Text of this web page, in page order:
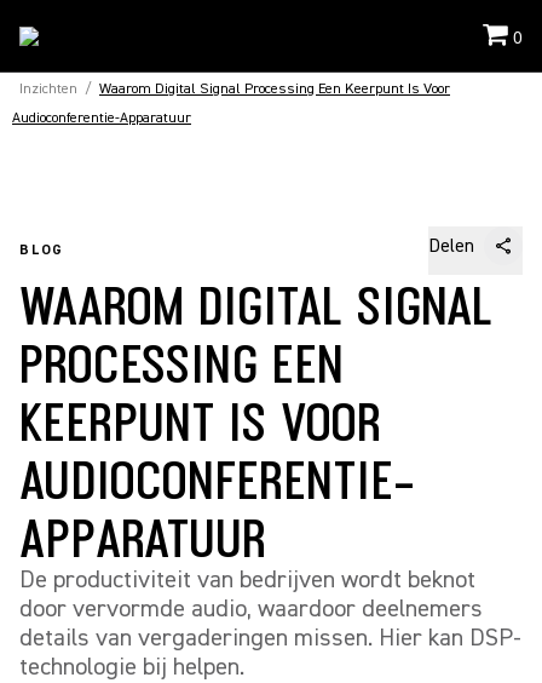
0
Inzichten / Waarom Digital Signal Processing Een Keerpunt Is Voor
Audioconferentie-Apparatuur
BLOG Delen
WAAROM DIGITAL SIGNAL
PROCESSING EEN
KEERPUNT IS VOOR
AUDIOCONFERENTIE-
APPARATUUR
De productiviteit van bedrijven wordt beknot
door vervormde audio, waardoor deelnemers
details van vergaderingen missen. Hier kan DSP-
technologie bij helpen.